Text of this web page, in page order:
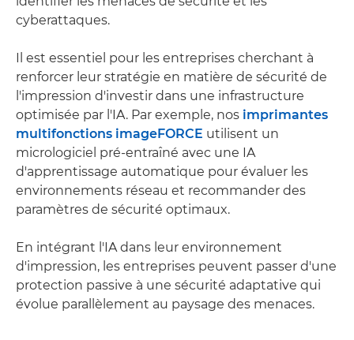
cyberattaques.
Il est essentiel pour les entreprises cherchant à
renforcer leur stratégie en matière de sécurité de
l'impression d'investir dans une infrastructure
optimisée par l'IA. Par exemple, nos imprimantes
multifonctions imageFORCE utilisent un
micrologiciel pré-entraîné avec une IA
d'apprentissage automatique pour évaluer les
environnements réseau et recommander des
paramètres de sécurité optimaux.
En intégrant l'IA dans leur environnement
d'impression, les entreprises peuvent passer d'une
protection passive à une sécurité adaptative qui
évolue parallèlement au paysage des menaces.